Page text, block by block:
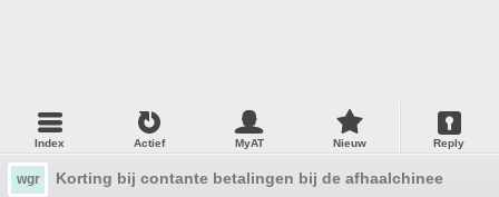
Index Actief MyAT Nieuw Reply
wgr Korting bij contante betalingen bij de afhaalchinees?